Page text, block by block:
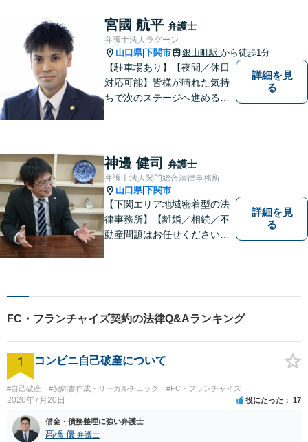
宮國 航平 弁護士
弁護士法人ラグーン
山口県|下関市 銀山町駅 から徒歩1分
【駐車場あり】【夜間／休日
対応可能】皆様が晴れた気持
ちで次のステージへ進めるよ
応。【地域に根差した弁護
士】何かお困りごとがござい
ましたらお一人で考え込ま
ず、ご相談下さい。
詳細を見
る
神邊 健司 弁護士
弁護士法人関門総合法律事務所
山口県|下関市
【下関エリア地域密着型の法
律事務所】【離婚／相続／不
動産問題はお任せください】
りの声を大切にし、適切な解
詳細を見
る
FC・フランチャイズ契約の法律Q&Aランキング
1 コンビニ自己破産について
#自己破産 #契約書作成・リーガルチェック #FC・フランチャイズ
2020年7月20日 役にたった 17
借金・債務整理に強い弁護士
髙橋 優 弁護士